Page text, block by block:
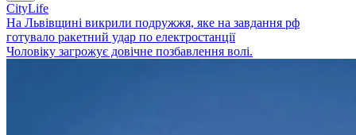
CityLife
На Львівщині викрили подружжя, яке на завдання рф
готувало ракетний удар по електростанції
Чоловіку загрожує довічне позбавлення волі.